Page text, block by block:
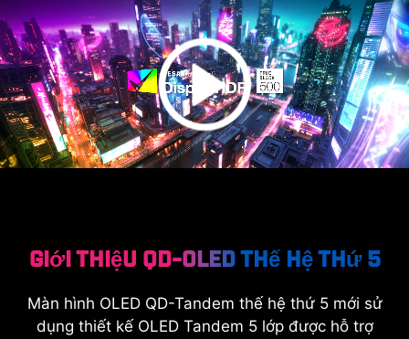
Giới thiệu QD-OLED thế hệ thứ 5
Màn hình OLED QD-Tandem thế hệ thứ 5 mới sử
dụng thiết kế OLED Tandem 5 lớp được hỗ trợ